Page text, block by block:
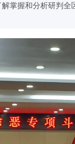
掌握和分析研判全